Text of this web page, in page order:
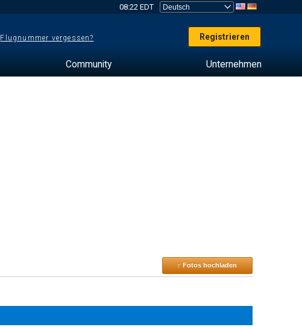
08:22 EDT
Flugnummer vergessen? Registrieren
Community Unternehmen
↑ Fotos hochladen